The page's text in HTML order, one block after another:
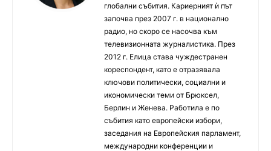
глобални събития. Кариерният ѝ път
започва през 2007 г. в национално
радио, но скоро се насочва към
телевизионната журналистика. През
2012 г. Елица става чуждестранен
кореспондент, като е отразявала
ключови политически, социални и
икономически теми от Брюксел,
Берлин и Женева. Работила е по
събития като европейски избори,
заседания на Европейския парламент,
международни конференции и